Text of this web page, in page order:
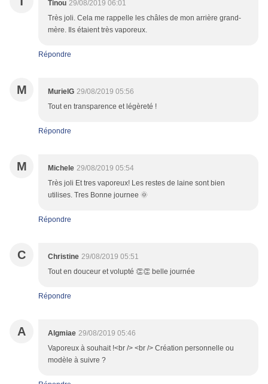
Tinou 29/08/2019 06:01
Très joli. Cela me rappelle les châles de mon arrière grand-
mère. Ils étaient très vaporeux.
Répondre
M MurielG 29/08/2019 05:56
Tout en transparence et légèreté !
Répondre
M Michele 29/08/2019 05:54
Très joli Et tres vaporeux! Les restes de laine sont bien
utilises. Tres Bonne journee 🌞
Répondre
C Christine 29/08/2019 05:51
Tout en douceur et volupté 👏👏 belle journée
Répondre
A Algmiae 29/08/2019 05:46
Vaporeux à souhait !<br /> <br /> Création personnelle ou
modèle à suivre ?